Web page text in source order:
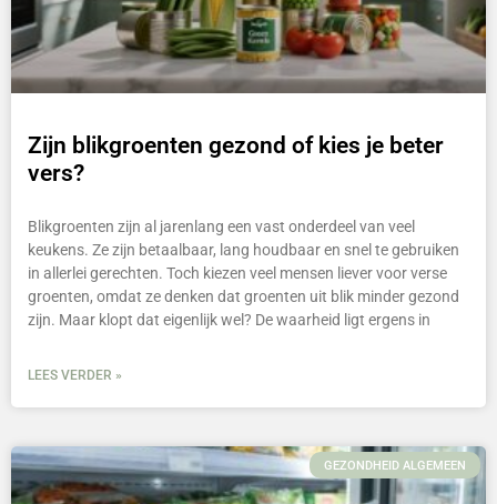
Zijn blikgroenten gezond of kies je beter
vers?
Blikgroenten zijn al jarenlang een vast onderdeel van veel
keukens. Ze zijn betaalbaar, lang houdbaar en snel te gebruiken
in allerlei gerechten. Toch kiezen veel mensen liever voor verse
groenten, omdat ze denken dat groenten uit blik minder gezond
zijn. Maar klopt dat eigenlijk wel? De waarheid ligt ergens in
LEES VERDER »
GEZONDHEID ALGEMEEN